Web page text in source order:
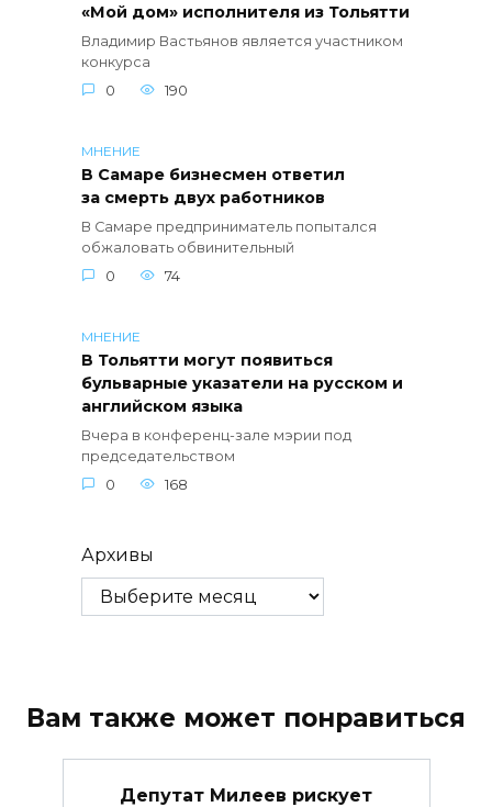
«Мой дом» исполнителя из Тольятти
Владимир Вастьянов является участником
конкурса
0
190
МНЕНИЕ
В Самаре бизнесмен ответил
за смерть двух работников
В Самаре предприниматель попытался
обжаловать обвинительный
0
74
МНЕНИЕ
В Тольятти могут появиться
бульварные указатели на русском и
английском языка
Вчера в конференц-зале мэрии под
председательством
0
168
Архивы
Вам также может понравиться
Депутат Милеев рискует